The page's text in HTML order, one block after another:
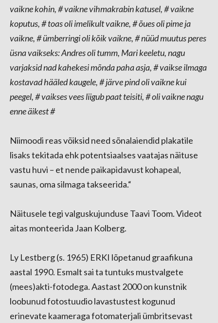
vaikne kohin, # vaikne vihmakrabin katusel, # vaikne
koputus, # toas oli imelikult vaikne, # õues oli pime ja
vaikne, # ümberringi oli kõik vaikne, # nüüd muutus peres
üsna vaikseks: Andres oli tumm, Mari keeletu, nagu
varjaksid nad kahekesi mõnda paha asja, # vaikse ilmaga
kostavad hääled kaugele, # järve pind oli vaikne kui
peegel, # vaikses vees liigub paat teisiti, # oli vaikne nagu
enne äikest #
Niimoodi reas võiksid need sõnalaiendid plakatile
lisaks tekitada ehk potentsiaalses vaatajas näituse
vastu huvi – et nende paikapidavust kohapeal,
saunas, oma silmaga takseerida.“
Näitusele tegi valguskujunduse Taavi Toom. Videot
aitas monteerida Jaan Kolberg.
Ly Lestberg (s. 1965) ERKI lõpetanud graafikuna
aastal 1990. Esmalt sai ta tuntuks mustvalgete
(mees)akti-fotodega. Aastast 2000 on kunstnik
loobunud fotostuudio lavastustest kogunud
erinevate kaameraga fotomaterjali ümbritsevast